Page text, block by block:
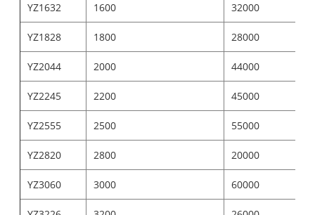
YZ1632 1600 32000
YZ1828 1800 28000
YZ2044 2000 44000
YZ2245 2200 45000
YZ2555 2500 55000
YZ2820 2800 20000
YZ3060 3000 60000